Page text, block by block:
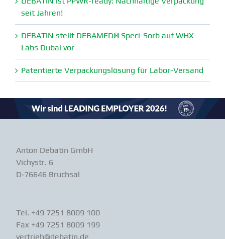
seit Jahren!
DEBATIN stellt DEBAMED® Speci-Sorb auf WHX
Labs Dubai vor
Paten­tierte Verpa­ckungs­lösung für Labor-Versand
Anton Debatin GmbH
Vichystr. 6
D‑76646 Bruchsal
Tel. +49 7251 8009 100
Fax +49 7251 8009 199
vertrieb@debatin.de